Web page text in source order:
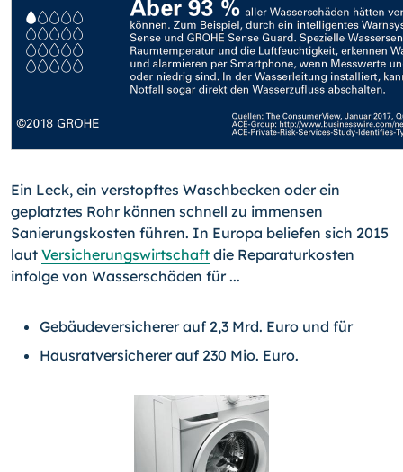
Ein Leck, ein verstopftes Waschbecken oder ein
geplatztes Rohr können schnell zu immensen
Sanierungskosten führen. In Europa beliefen sich 2015
laut Versicherungswirtschaft die Reparaturkosten
infolge von Wasserschäden für ...
Gebäudeversicherer auf 2,3 Mrd. Euro und für
Hausratversicherer auf 230 Mio. Euro.